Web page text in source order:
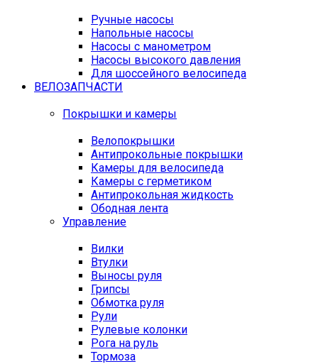
Ручные насосы
Напольные насосы
Насосы с манометром
Насосы высокого давления
Для шоссейного велосипеда
ВЕЛОЗАПЧАСТИ
Покрышки и камеры
Велопокрышки
Антипрокольные покрышки
Камеры для велосипеда
Камеры с герметиком
Антипрокольная жидкость
Ободная лента
Управление
Вилки
Втулки
Выносы руля
Грипсы
Обмотка руля
Рули
Рулевые колонки
Рога на руль
Тормоза